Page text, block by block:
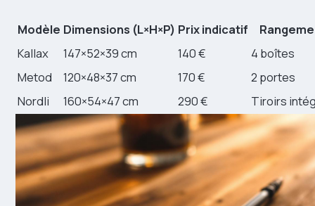
Modèle Dimensions (L×H×P) Prix indicatif
Kallax
147×52×39 cm 140 €
4 boîtes
Metod
120×48×37 cm 170 €
2 portes
Nordli
160×54×47 cm 290 € Tiroirs